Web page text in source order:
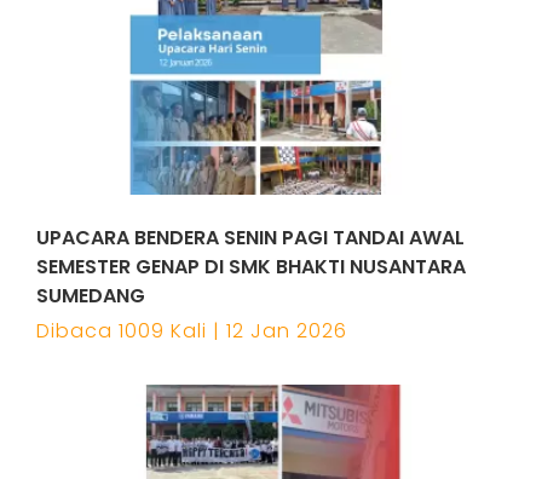
UPACARA BENDERA SENIN PAGI TANDAI AWAL
SEMESTER GENAP DI SMK BHAKTI NUSANTARA
SUMEDANG
Dibaca 1009 Kali | 12 Jan 2026